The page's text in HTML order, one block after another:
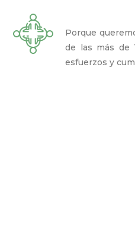
Porque
de las más de
esfuerzos y